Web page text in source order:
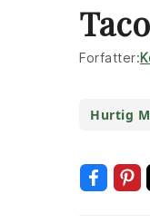
navigation
contentForfatter:
Hurtig